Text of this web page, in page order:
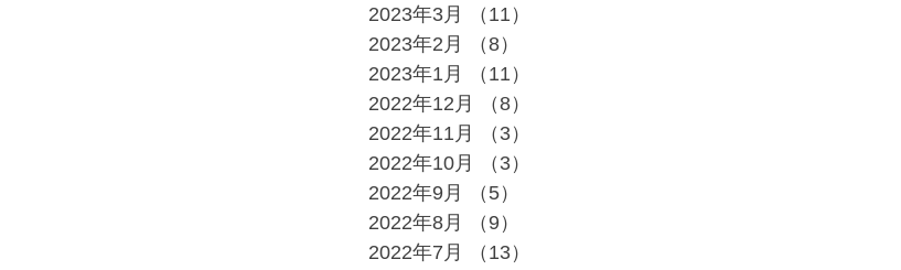
2023年3月
（11）
2023年2月
（8）
2023年1月
（11）
2022年12月
（8）
2022年11月
（3）
2022年10月
（3）
2022年9月
（5）
2022年8月
（9）
2022年7月
（13）